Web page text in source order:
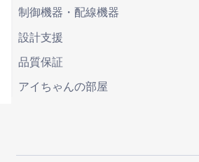
制御機器・配線機器
設計支援
品質保証
アイちゃんの部屋